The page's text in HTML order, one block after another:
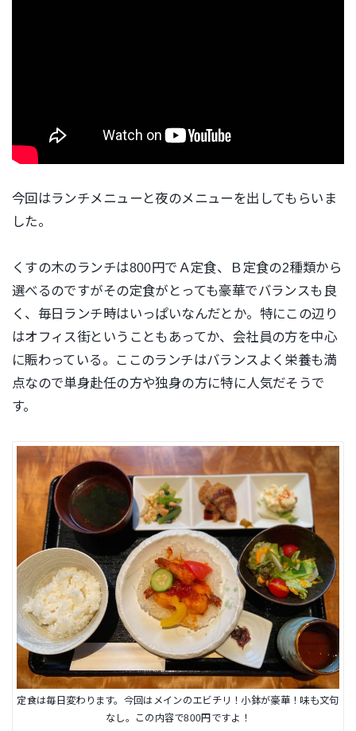
今回はランチメニューと夜のメニューを出してもらいま
した。
くすの木のランチは800円でＡ定食、Ｂ定食の2種類から
選べるのですがその定食がとっても豪華でバランスも良
く、毎日ランチ時はいっぱいなんだとか。特にこの辺り
はオフィス街ということもあってか、会社員の方を中心
に賑わっている。ここのランチはバランスよく栄養も満
点なので単身赴任の方や独身の方に特に人気だそうで
す。
定食は毎日変わります。今回はメインのエビチリ！小鉢が豪華！味も文句
なし。この内容で800円ですよ！